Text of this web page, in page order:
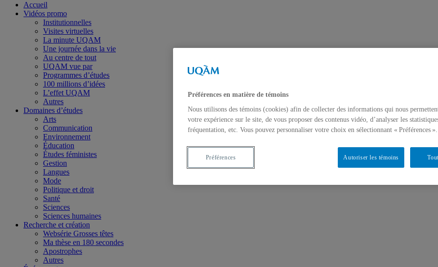
Accueil
Vidéos promo
Institutionnelles
Visites virtuelles
La minute UQAM
Une journée dans la vie
Au centre de tout
UQAM vue par
Programmes d’études
100 millions d’idées
L’effet UQAM
Autres
Domaines d’études
Arts
Communication
Environnement
Éducation
Études féministes
Gestion
Langues
Mode
Politique et droit
Santé
Sciences
Sciences humaines
Recherche et création
Websérie Grosses têtes
Ma thèse en 180 secondes
Apostrophes
Autres
Préférences en matière de témoins
Nous utilisons des témoins (cookies) afin de collecter des informations qui nous
votre expérience sur le site, de vous proposer des contenus vidéo, d’analyser les
fréquentation, etc. Vous pouvez personnaliser votre choix en sélectionnant « Préférences ».
Autoriser les témoins
Préférences